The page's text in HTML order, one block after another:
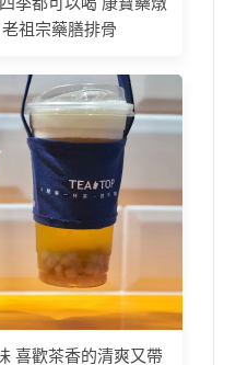
祖宗藥膳排骨
喜歡茶香的清爽又帶